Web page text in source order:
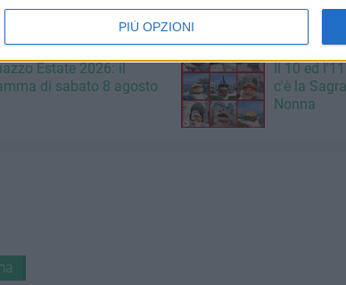
PIÙ OPZIONI
GIOVINAZZO
2026
Estate 2026: il
di sabato 8 agosto
Il 10 ed
c'è la
Nonna